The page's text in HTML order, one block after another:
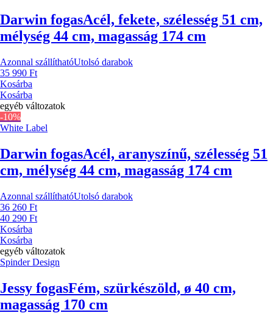
Darwin fogasAcél, fekete, szélesség 51 cm,
mélység 44 cm, magasság 174 cm
Azonnal szállíthatóUtolsó darabok
35 990 Ft
Kosárba
Kosárba
egyéb változatok
-10%
White Label
Darwin fogasAcél, aranyszínű, szélesség 51
cm, mélység 44 cm, magasság 174 cm
Azonnal szállíthatóUtolsó darabok
36 260 Ft
40 290 Ft
Kosárba
Kosárba
egyéb változatok
Spinder Design
Jessy fogasFém, szürkészöld, ø 40 cm,
magasság 170 cm